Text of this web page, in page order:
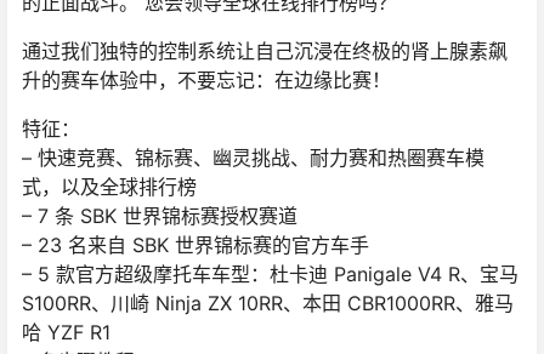
通过我们独特的控制系统让自己沉浸在终极的肾上腺素飙
升的赛车体验中，不要忘记：在边缘比赛！
特征：
– 快速竞赛、锦标赛、幽灵挑战、耐力赛和热圈赛车模
式，以及全球排行榜
– 7 条 SBK 世界锦标赛授权赛道
– 23 名来自 SBK 世界锦标赛的官方车手
– 5 款官方超级摩托车车型：杜卡迪 Panigale V4 R、宝马
S100RR、川崎 Ninja ZX 10RR、本田 CBR1000RR、雅马
哈 YZF R1